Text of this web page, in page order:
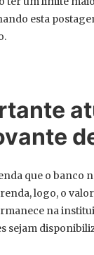
esta
que o banco
logo, o
na
sejam